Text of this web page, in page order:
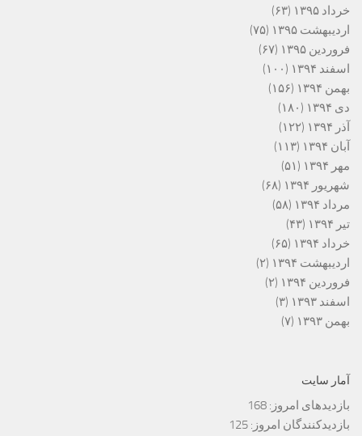
خرداد ۱۳۹۵
(۶۳)
اردیبهشت ۱۳۹۵
(۷۵)
فروردین ۱۳۹۵
(۶۷)
اسفند ۱۳۹۴
(۱۰۰)
بهمن ۱۳۹۴
(۱۵۶)
دی ۱۳۹۴
(۱۸۰)
آذر ۱۳۹۴
(۱۲۲)
آبان ۱۳۹۴
(۱۱۳)
مهر ۱۳۹۴
(۵۱)
شهریور ۱۳۹۴
(۶۸)
مرداد ۱۳۹۴
(۵۸)
تیر ۱۳۹۴
(۴۳)
خرداد ۱۳۹۴
(۶۵)
اردیبهشت ۱۳۹۴
(۲)
فروردین ۱۳۹۴
(۲)
اسفند ۱۳۹۳
(۳)
بهمن ۱۳۹۳
(۷)
آمار سایت
بازدیدهای امروز: 168
بازدیدکنندگان امروز: 125